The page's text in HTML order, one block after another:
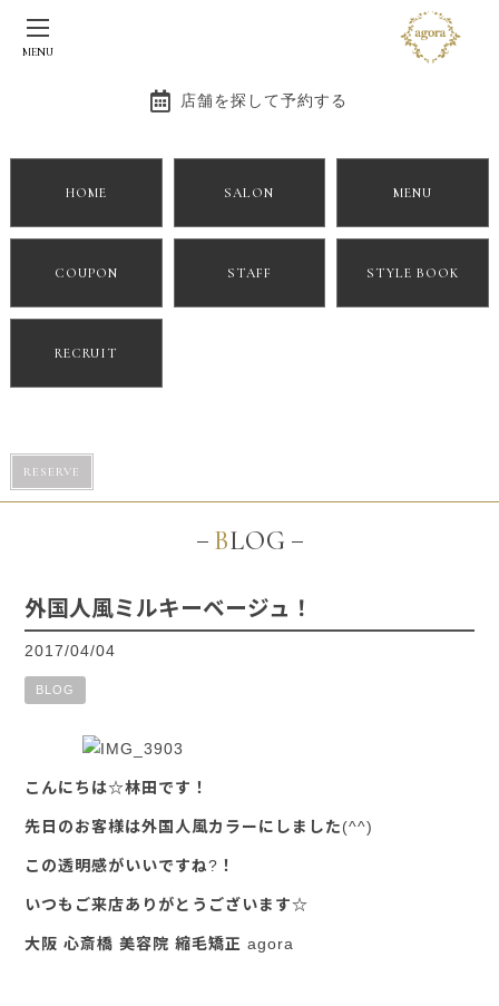
MENU
RESERVE
店舗を探して予約する
HOME SALON MENU
COUPON STAFF STYLE BOOK
RECRUIT
BLOG
外国人風ミルキーベージュ！
2017/04/04
BLOG
こんにちは☆林田です！
先日のお客様は外国人風カラーにしました(^^)
この透明感がいいですね?！
いつもご来店ありがとうございます☆
大阪 心斎橋 美容院 縮毛矯正 agora